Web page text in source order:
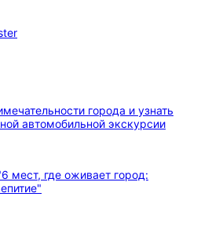
города и узнать
автомобильной экскурсии